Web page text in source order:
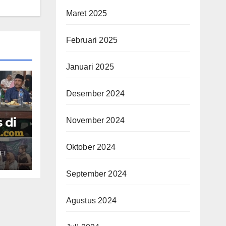
di
Maret 2025
Februari 2025
Januari 2025
Desember 2024
November 2024
Oktober 2024
September 2024
Agustus 2024